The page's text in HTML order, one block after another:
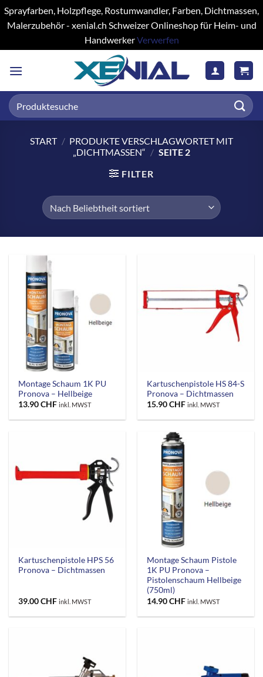
Sprayfarben, Holzpflege, Rostumwandler, Farben, Dichtmassen,
Malerzubehör - xenial.ch Schweizer Onlineshop für Heim- und
HandwerkerVerwerfen
Inhalt
Suchen
nach:
START / PRODUKTE VERSCHLAGWORTET MIT
„DICHTMASSEN“ / SEITE 2
FILTER
Montage Schaum 1K PU
Pronova – Hellbeige
13.90CHF inkl. MWST
Kartuschenpistole HS 84-S
Pronova – Dichtmassen
15.90CHF inkl. MWST
Kartuschenpistole HPS 56
Pronova – Dichtmassen
39.00CHF inkl. MWST
Montage Schaum Pistole
1K PU Pronova –
Pistolenschaum Hellbeige
(750ml)
14.90CHF inkl. MWST